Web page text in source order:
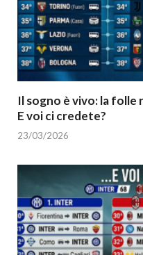
Il sogno è vivo: la folle
E voi ci credete?
23/03/2026